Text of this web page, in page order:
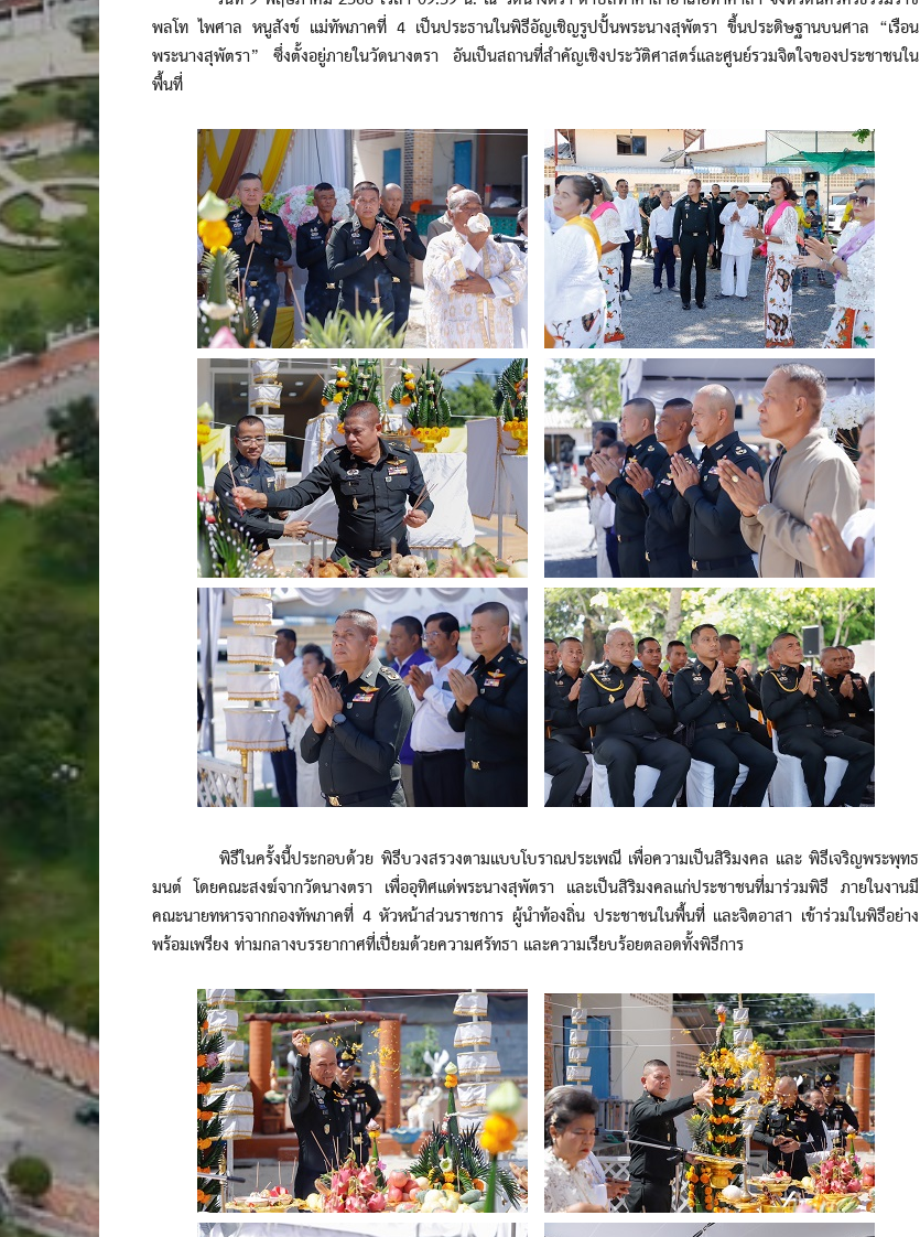
พลโท ไพศาล หนูสังข์ แม่ทัพภาคที่ 4 เป็นประธานในพิธีอัญเชิญรูปปั้นพระนางสุพัตรา ขึ้นประดิษฐานบนศาล “เรือน
พระนางสุพัตรา” ซึ่งตั้งอยู่ภายในวัดนางตรา อันเป็นสถานที่สำคัญเชิงประวัติศาสตร์และศูนย์รวมจิตใจของประชาชนใน
พื้นที่
พิธีในครั้งนี้ประกอบด้วย พิธีบวงสรวงตามแบบโบราณประเพณี เพื่อความเป็นสิริมงคล และ พิธีเจริญพระพุทธ
มนต์ โดยคณะสงฆ์จากวัดนางตรา เพื่ออุทิศแด่พระนางสุพัตรา และเป็นสิริมงคลแก่ประชาชนที่มาร่วมพิธี ภายในงานมี
คณะนายทหารจากกองทัพภาคที่ 4 หัวหน้าส่วนราชการ ผู้นำท้องถิ่น ประชาชนในพื้นที่ และจิตอาสา เข้าร่วมในพิธีอย่าง
พร้อมเพรียง ท่ามกลางบรรยากาศที่เปี่ยมด้วยความศรัทธา และความเรียบร้อยตลอดทั้งพิธีการ